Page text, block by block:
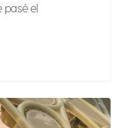
pasé el